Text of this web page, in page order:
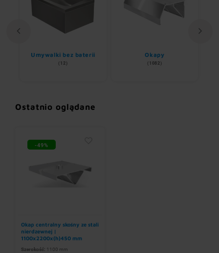
Umywalki bez baterii
(12)
Okapy
(1082)
Ostatnio oglądane
-49%
Okap centralny skośny ze stali
nierdzewnej |
1100x2200x(h)450 mm
Szerokość: 1100 mm